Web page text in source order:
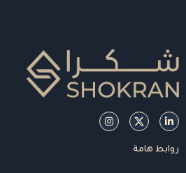
روابط هامة